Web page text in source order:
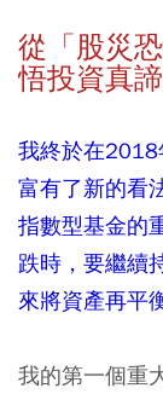
從「股災
悟投資真
我終於在2018
富有了新的看
指數型基金的
跌時，要繼續
來將資產再平
我的第一個重